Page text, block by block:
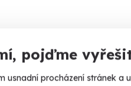
pojďme
usnadní procházení stránek a